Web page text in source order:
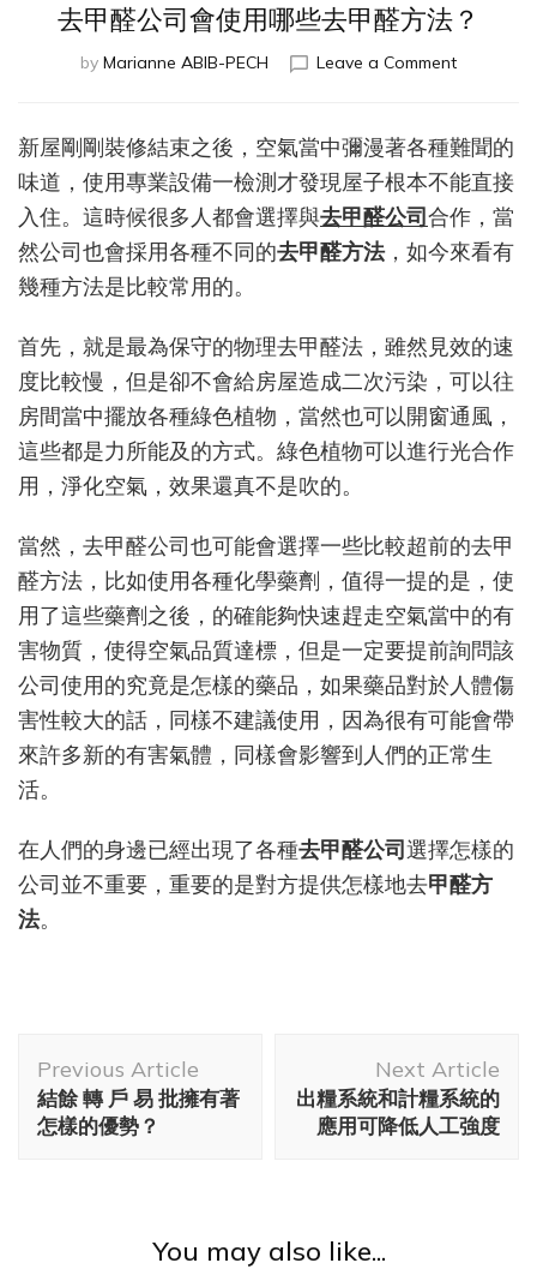
去甲醛公司會使用哪些去甲醛方法？
by Marianne ABIB-PECH Leave a Commenton
醛
公
司
會
使
用
去
甲
醛
方
法？
新屋剛剛裝修結束之後，空氣當中彌漫著各種難聞的
味道，使用專業設備一檢測才發現屋子根本不能直接
入住。這時候很多人都會選擇與去甲醛公司合作，當
然公司也會採用各種不同的去甲醛方法，如今來看有
幾種方法是比較常用的。
首先，就是最為保守的物理去甲醛法，雖然見效的速
度比較慢，但是卻不會給房屋造成二次污染，可以往
房間當中擺放各種綠色植物，當然也可以開窗通風，
這些都是力所能及的方式。綠色植物可以進行光合作
用，淨化空氣，效果還真不是吹的。
當然，去甲醛公司也可能會選擇一些比較超前的去甲
醛方法，比如使用各種化學藥劑，值得一提的是，使
用了這些藥劑之後，的確能夠快速趕走空氣當中的有
害物質，使得空氣品質達標，但是一定要提前詢問該
公司使用的究竟是怎樣的藥品，如果藥品對於人體傷
害性較大的話，同樣不建議使用，因為很有可能會帶
來許多新的有害氣體，同樣會影響到人們的正常生
活。
在人們的身邊已經出現了各種去甲醛公司選擇怎樣的
公司並不重要，重要的是對方提供怎樣地去甲醛方
法。
Navigation
Previous Article
結餘 轉 戶 易 批擁有著
怎樣的優勢？
Next Article
出糧系統和計糧系統的
應用可降低人工強度
You may also like...